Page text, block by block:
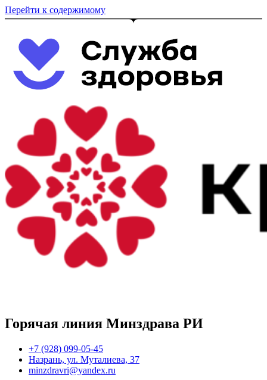
Перейти к содержимому
Горячая линия Минздрава РИ
+7 (928) 099-05-45
Назрань, ул. Муталиева, 37
minzdravri@yandex.ru